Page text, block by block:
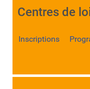
Centres de
Inscriptions